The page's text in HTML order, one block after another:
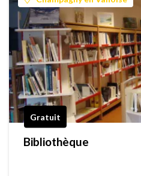
Gratuit
Bibliothèque